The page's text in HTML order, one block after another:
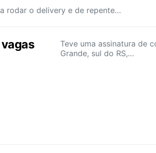
rodar o delivery e de repente…
Teve uma assinatura de
Grande, sul do RS,…